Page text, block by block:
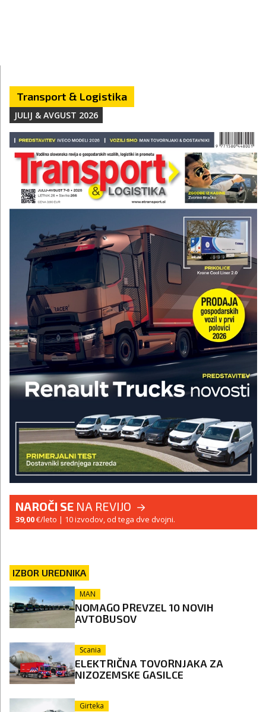
Transport & Logistika
JULIJ & AVGUST 2026
NAROČI SE NA REVIJO
39,00€/leto | 10 izvodov, od tega dve dvojni.
IZBOR UREDNIKA
MAN
NOMAGO PREVZEL 10 NOVIH
AVTOBUSOV
Scania
ELEKTRIČNA TOVORNJAKA ZA
NIZOZEMSKE GASILCE
Girteka